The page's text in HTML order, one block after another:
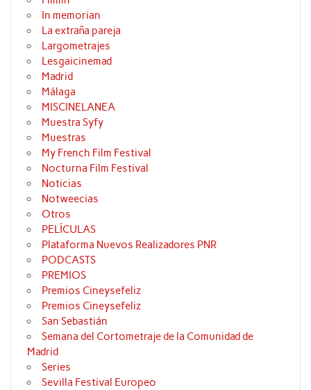
In memorian
La extraña pareja
Largometrajes
Lesgaicinemad
Madrid
Málaga
MISCINELANEA
Muestra Syfy
Muestras
My French Film Festival
Nocturna Film Festival
Noticias
Notweecias
Otros
PELÍCULAS
Plataforma Nuevos Realizadores PNR
PODCASTS
PREMIOS
Premios Cineysefeliz
Premios Cineysefeliz
San Sebastián
Semana del Cortometraje de la Comunidad de
Madrid
Series
Sevilla Festival Europeo